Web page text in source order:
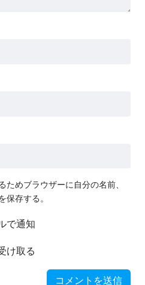
ためブラウザーに自分の名前、
保存する。
で通知
け取る